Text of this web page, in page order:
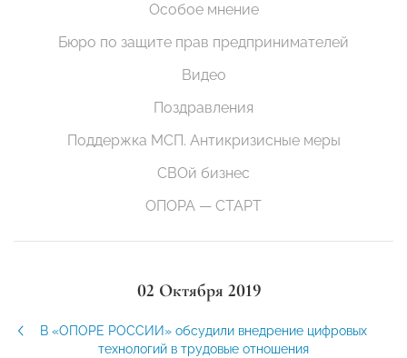
Особое мнение
Бюро по защите прав предпринимателей
Видео
Поздравления
Поддержка МСП. Антикризисные меры
СВОй бизнес
ОПОРА — СТАРТ
02 Октября 2019
В «ОПОРЕ РОССИИ» обсудили внедрение цифровых
технологий в трудовые отношения